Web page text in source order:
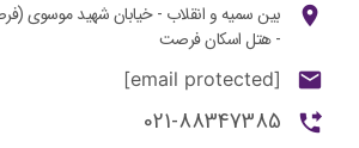
- هتل اسکان فرصت
[email protected]
021-88347385